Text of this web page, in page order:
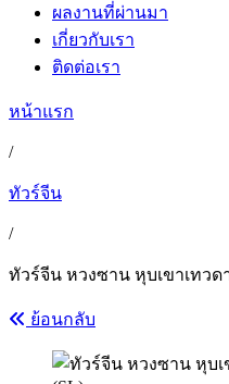
ผลงานที่ผ่านมา
เกี่ยวกับเรา
ติดต่อเรา
หน้าแรก
/
ทัวร์จีน
/
ทัวร์จีน หวงซาน หุบเขาเทวด
ย้อนกลับ